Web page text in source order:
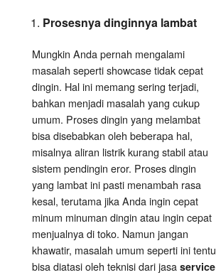
Prosesnya dinginnya lambat
Mungkin Anda pernah mengalami
masalah seperti showcase tidak cepat
dingin. Hal ini memang sering terjadi,
bahkan menjadi masalah yang cukup
umum. Proses dingin yang melambat
bisa disebabkan oleh beberapa hal,
misalnya aliran listrik kurang stabil atau
sistem pendingin eror. Proses dingin
yang lambat ini pasti menambah rasa
kesal, terutama jika Anda ingin cepat
minum minuman dingin atau ingin cepat
menjualnya di toko. Namun jangan
khawatir, masalah umum seperti ini tentu
bisa diatasi oleh teknisi dari jasa service